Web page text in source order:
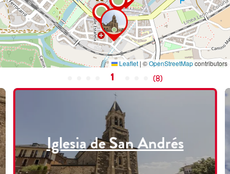
Leaflet | ©OpenStreetMapcontributors
1 (8)
Iglesia de San Andrés